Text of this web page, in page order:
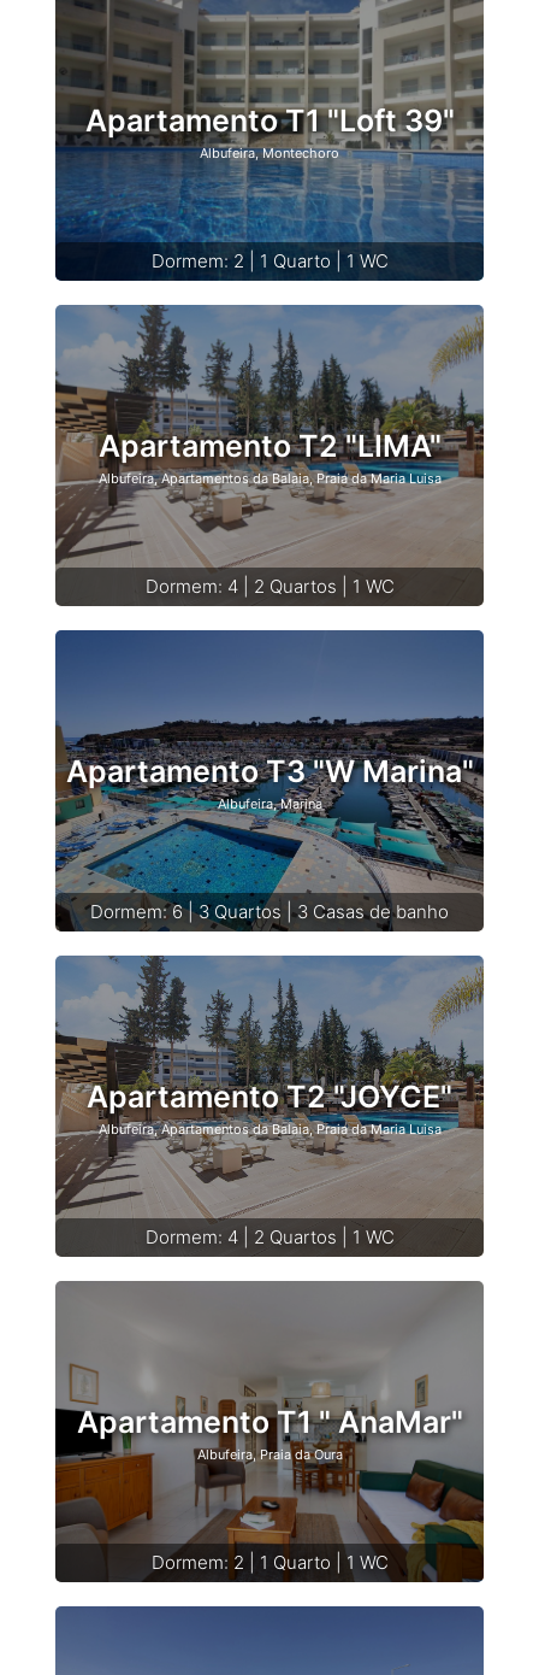
Apartamento T1 "Loft 39"
Albufeira, Montechoro
Dormem: 2 | 1 Quarto | 1 WC
Apartamento T2 "LIMA"
Albufeira, Apartamentos da Balaia, Praia da Maria Luisa
Dormem: 4 | 2 Quartos | 1 WC
Apartamento T3 "W Marina"
Albufeira, Marina
Dormem: 6 | 3 Quartos | 3 Casas de banho
Apartamento T2 "JOYCE"
Albufeira, Apartamentos da Balaia, Praia da Maria Luisa
Dormem: 4 | 2 Quartos | 1 WC
Apartamento T1 " AnaMar"
Albufeira, Praia da Oura
Dormem: 2 | 1 Quarto | 1 WC